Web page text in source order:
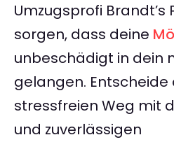
Umzugsprofi Brandt’s
sorgen, dass deine
unbeschädigt in dein
gelangen. Entscheide
stressfreien Weg mit
und zuverlässigen